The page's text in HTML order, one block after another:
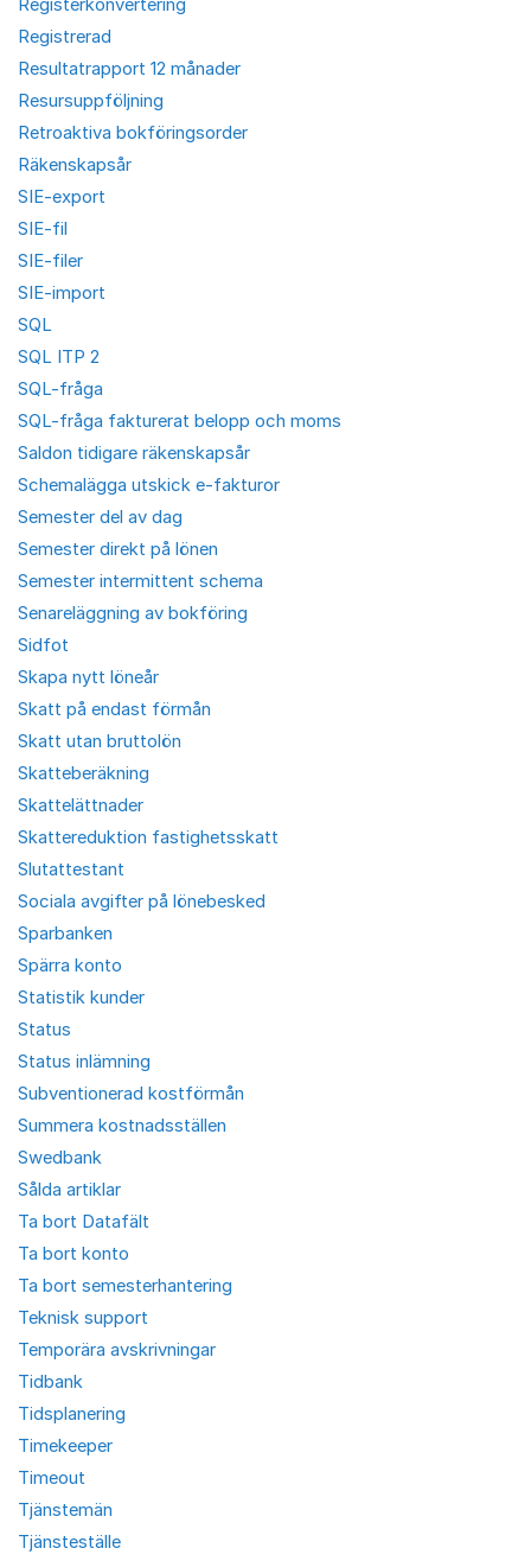
Registerkonvertering
Registrerad
Resultatrapport 12 månader
Resursuppföljning
Retroaktiva bokföringsorder
Räkenskapsår
SIE-export
SIE-fil
SIE-filer
SIE-import
SQL
SQL ITP 2
SQL-fråga
SQL-fråga fakturerat belopp och moms
Saldon tidigare räkenskapsår
Schemalägga utskick e-fakturor
Semester del av dag
Semester direkt på lönen
Semester intermittent schema
Senareläggning av bokföring
Sidfot
Skapa nytt löneår
Skatt på endast förmån
Skatt utan bruttolön
Skatteberäkning
Skattelättnader
Skattereduktion fastighetsskatt
Slutattestant
Sociala avgifter på lönebesked
Sparbanken
Spärra konto
Statistik kunder
Status
Status inlämning
Subventionerad kostförmån
Summera kostnadsställen
Swedbank
Sålda artiklar
Ta bort Datafält
Ta bort konto
Ta bort semesterhantering
Teknisk support
Temporära avskrivningar
Tidbank
Tidsplanering
Timekeeper
Timeout
Tjänstemän
Tjänsteställe